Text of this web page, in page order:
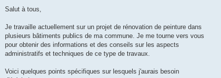
s
g
Salut à tous,
Je travaille actuellement sur un projet de rénovation de peinture dans
plusieurs bâtiments publics de ma commune. Je me tourne vers vous
pour obtenir des informations et des conseils sur les aspects
administratifs et techniques de ce type de travaux.
Voici quelques points spécifiques sur lesquels j'aurais besoin